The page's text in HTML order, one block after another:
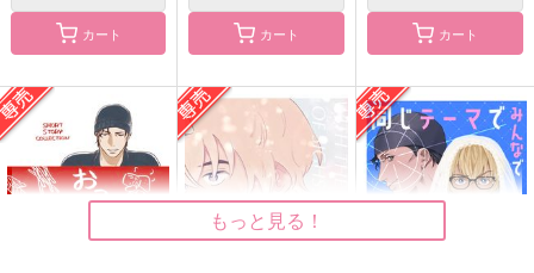
あさぎりゲンが野生化
したぬいに連れ去られ
た件
鍋つかみ
550円（税込）
石神千空×あさぎりゲン
サンプル
ごたろぐ
あなぐら
2,921 （税込）
五条悟×庵歌姫
サンプル
たんきゅーーとあぐれ
っしょん！
Polaris
944円（税込）
丹恒×穹
サンプル
カート カート カート
もっと見る！